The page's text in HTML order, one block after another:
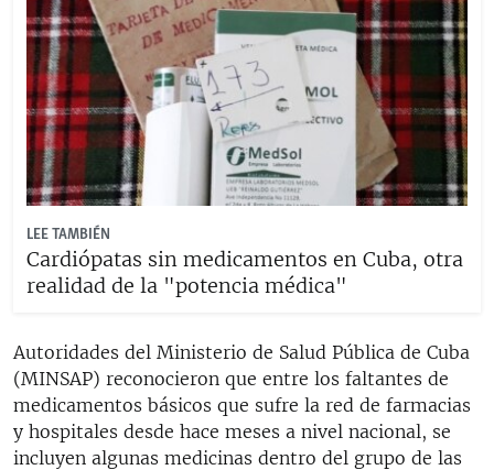
LEE TAMBIÉN
Cardiópatas sin medicamentos en Cuba, otra
realidad de la "potencia médica"
Autoridades del Ministerio de Salud Pública de Cuba
(MINSAP) reconocieron que entre los faltantes de
medicamentos básicos que sufre la red de farmacias
y hospitales desde hace meses a nivel nacional, se
incluyen algunas medicinas dentro del grupo de las